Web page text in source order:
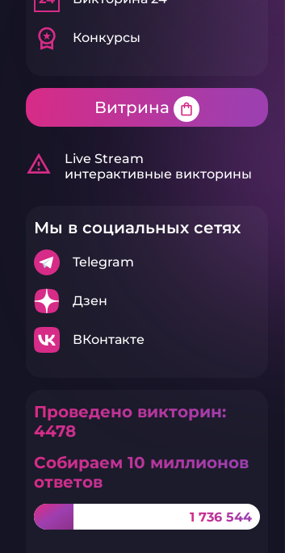
workspace_premium Конкурсы
Витрина shopping_bag
warning_amber
Live Stream
интерактивные викторины
Мы в социальных сетях
Telegram
Дзен
ВКонтакте
Проведено викторин:
4478
Собираем 10 миллионов
ответов
1 736 544